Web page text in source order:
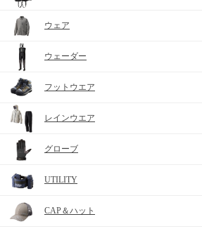
ウェア
ウェーダー
フットウエア
レインウエア
グローブ
UTILITY
CAP＆ハット